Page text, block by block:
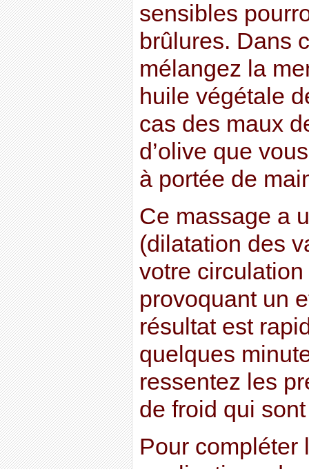
sensibles
brûlures. Dans
mélangez la
huile végétale
cas des maux
d’olive que
à portée de
Ce massage a
(dilatation des
votre
provoquant un
résultat est
quelques
ressentez les
de froid qui
Pour compléter